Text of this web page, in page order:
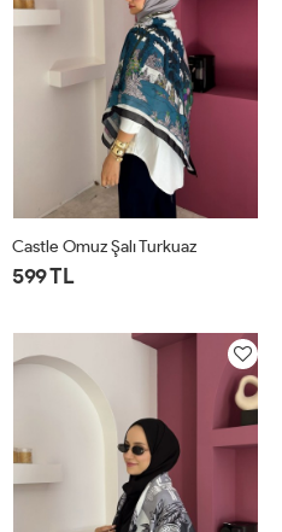
Castle Omuz Şalı Turkuaz
599 TL